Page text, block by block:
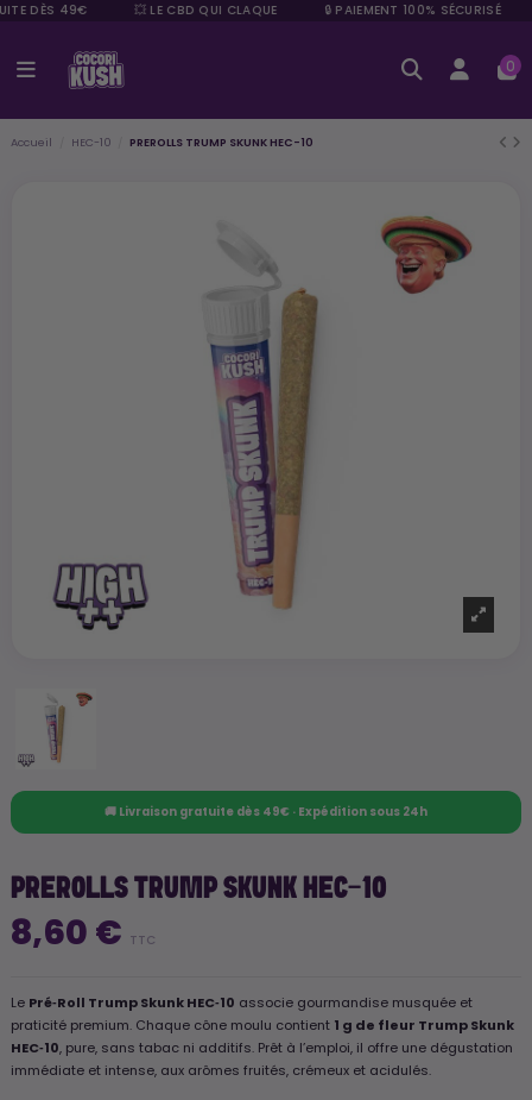
DÈS 49€ 💥 LE CBD QUI CLAQUE 🔒 PAIEMENT 100% SÉCURISÉ
0
Accueil HEC-10 PREROLLS TRUMP SKUNK HEC-10
🚚 Livraison gratuite dès 49€ · Expédition sous 24h
PREROLLS TRUMP SKUNK HEC-10
8,60 € TTC
Le Pré‑Roll Trump Skunk HEC‑10 associe gourmandise musquée et
praticité premium. Chaque cône moulu contient 1 g de fleur Trump Skunk
HEC‑10, pure, sans tabac ni additifs. Prêt à l’emploi, il offre une dégustation
immédiate et intense, aux arômes fruités, crémeux et acidulés.